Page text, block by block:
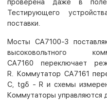
проверена даже в
Тестирующего
поставки.
Мосты СА7100-3
высоковольтного
СА7160 переключает
R. Коммутатор СА7161
C, tgδ - R и схемы
Коммутаторы управляются